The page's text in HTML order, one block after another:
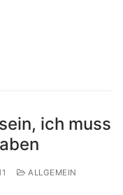
ich muss
ALLGEMEIN